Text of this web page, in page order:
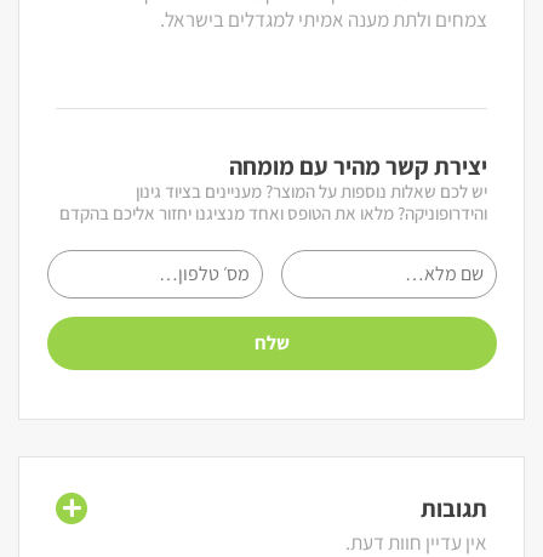
צמחים ולתת מענה אמיתי למגדלים בישראל.
יצירת קשר מהיר עם מומחה
יש לכם שאלות נוספות על המוצר? מעניינים בציוד גינון
והידרופוניקה? מלאו את הטופס ואחד מנציגנו יחזור אליכם בהקדם
תגובות
אין עדיין חוות דעת.